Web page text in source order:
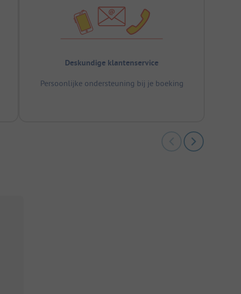
Deskundige klantenservice
Persoonlijke ondersteuning bij je boeking